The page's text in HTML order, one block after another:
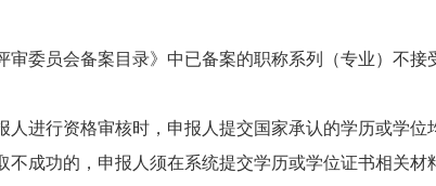
委员会备案目录》中已备案的职称系列（专业）不接
人进行资格审核时，申报人提交国家承认的学历或学位
成功的，申报人须在系统提交学历或学位证书相关材